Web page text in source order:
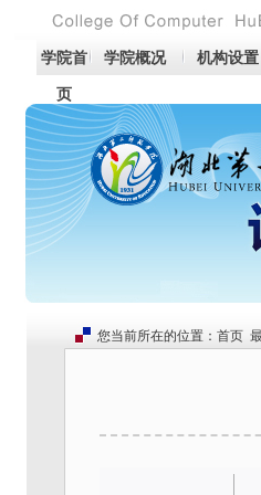
学院首
页
学院概况 机构设置
您当前所在的位置： 首页